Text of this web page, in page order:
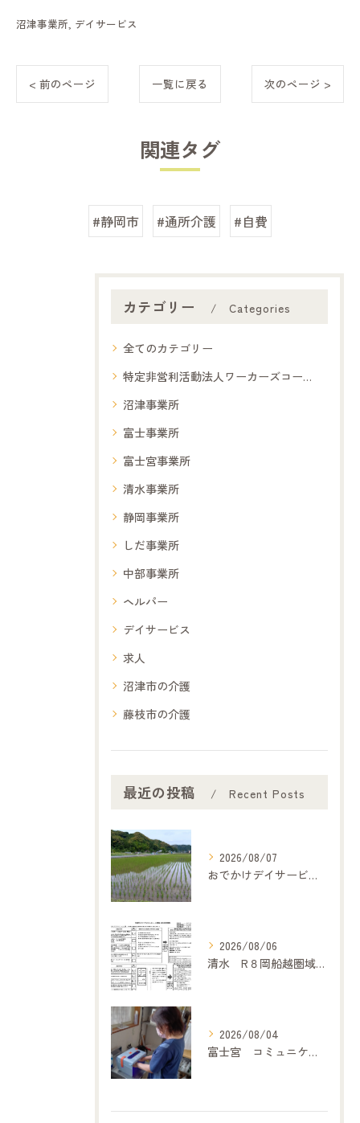
沼津事業所 デイサービス
< 前のページ 一覧に戻る 次のページ >
関連タグ
#静岡市 #通所介護 #自費
カテゴリー Categories
全てのカテゴリー
特定非営利活動法人ワーカーズコープ夢コープ
沼津事業所
富士事業所
富士宮事業所
清水事業所
静岡事業所
しだ事業所
中部事業所
ヘルパー
デイサービス
求人
沼津市の介護
藤枝市の介護
最近の投稿 Recent Posts
2026/08/07
おでかけデイサービス夢コープいたです
2026/08/06
清水 R８岡船越圏域主任介護支援専門委員連絡会（7月２１日）に参加して
2026/08/04
富士宮 コミュニケーション